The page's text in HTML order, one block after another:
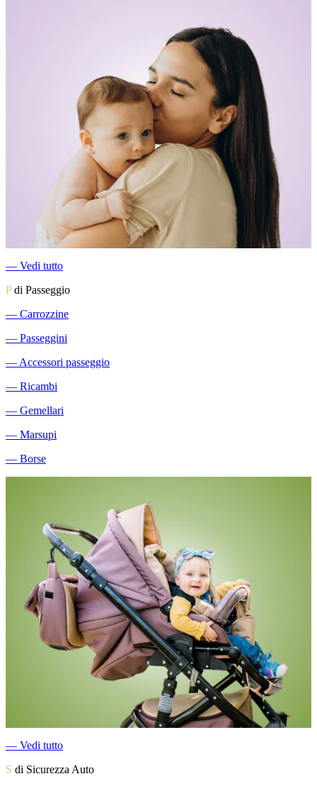
― Vedi tutto
Pdi Passeggio
― Carrozzine
― Passeggini
― Accessori passeggio
― Ricambi
― Gemellari
― Marsupi
― Borse
― Vedi tutto
S di Sicurezza Auto